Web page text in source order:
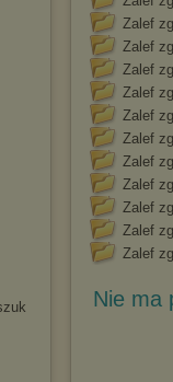
Zalef
Zalef
Zalef
Zalef
Zalef
Zalef
Zalef
Zalef
Zalef
Zalef
Zalef
Nie ma